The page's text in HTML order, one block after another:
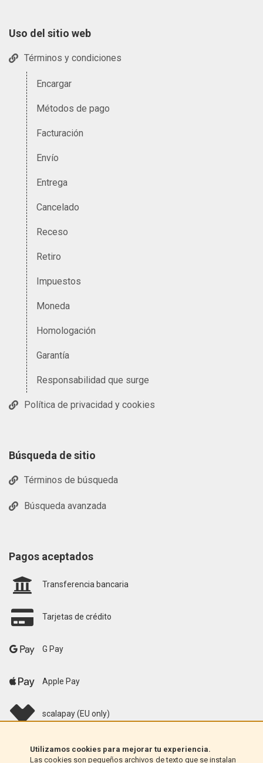
Utilizamos cookies para mejorar tu experiencia.
Las cookies son pequeños archivos de texto que se instalan
Uso del sitio web
Términos y condiciones
Encargar
Métodos de pago
Facturación
Envío
Entrega
Cancelado
Receso
Retiro
Impuestos
Moneda
Homologación
Garantía
Responsabilidad que surge
Política de privacidad y cookies
Búsqueda de sitio
Términos de búsqueda
Búsqueda avanzada
Pagos aceptados
Transferencia bancaria
Tarjetas de crédito
G Pay
Apple Pay
scalapay (EU only)
Klarna (solo UE)